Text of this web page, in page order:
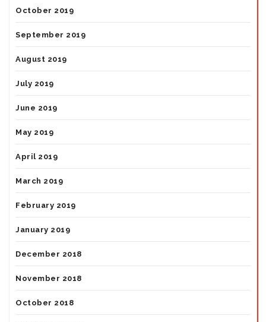
October 2019
September 2019
August 2019
July 2019
June 2019
May 2019
April 2019
March 2019
February 2019
January 2019
December 2018
November 2018
October 2018